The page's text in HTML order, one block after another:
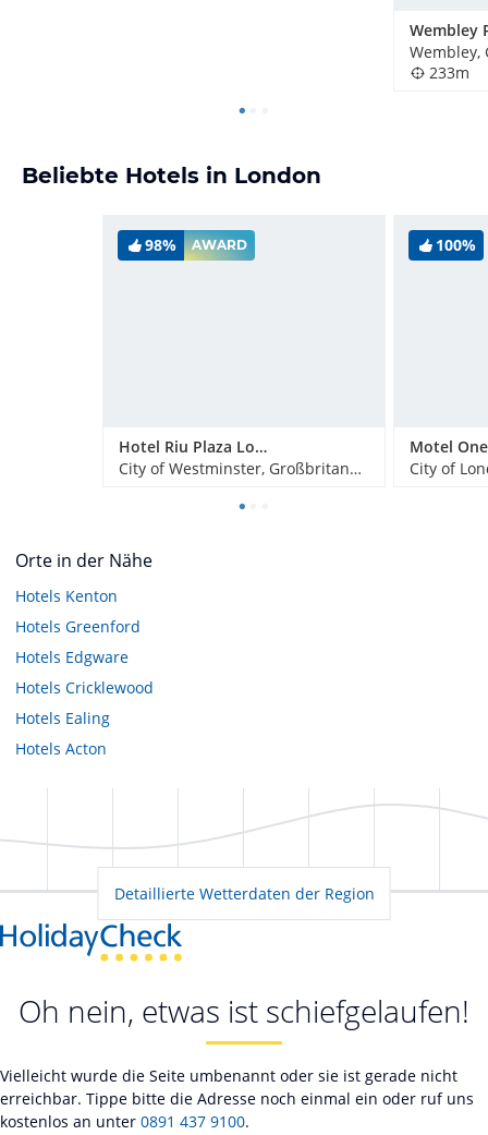
233m
Beliebte Hotels in London
98% AWARD
Hotel Riu Plaza London Victoria
City of Westminster, Großbritannien
100%
City of
Orte in der Nähe
Hotels Kenton
Hotels Greenford
Hotels Edgware
Hotels Cricklewood
Hotels Ealing
Hotels Acton
Detaillierte Wetterdaten der Region
Oh nein, etwas ist schiefgelaufen!
Vielleicht wurde die Seite umbenannt oder sie ist gerade nicht
erreichbar. Tippe bitte die Adresse noch einmal ein oder ruf uns
kostenlos an unter 0891 437 9100.